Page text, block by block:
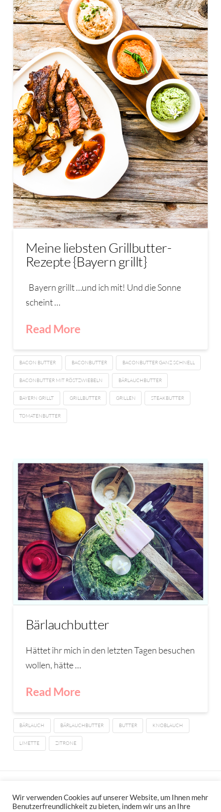
Meine liebsten Grillbutter-
Rezepte {Bayern grillt}
Bayern grillt …und ich mit! Und die Sonne
scheint …
Read More
BACON BUTTER BACONBUTTER BACONBUTTER GANZ SCHNELL
BACONBUTTER MIT RÖSTZWIEBELN BÄRLAUCHBUTTER
BAYERN GRILLT GRILLBUTTER GRILLEN STEAKBUTTER
TOMATENBUTTER
Bärlauchbutter
Hättet ihr mich in den letzten Tagen besuchen
wollen, hätte …
Read More
BÄRLAUCH BÄRLAUCHBUTTER BUTTER KNOBLAUCH
LIMETTE ZITRONE
Wir verwenden Cookies auf unserer Website, um Ihnen mehr
Benutzerfreundlichkeit zu bieten, indem wir uns an Ihre